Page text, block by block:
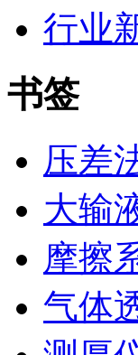
行业
书签
压差
大输
摩擦
气体